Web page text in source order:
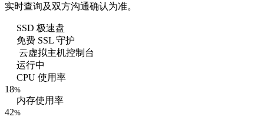
实时查询及双方沟通确认为准。
SSD 极速盘
免费 SSL 守护
云虚拟主机控制台
运行中
CPU 使用率
18%
内存使用率
42%